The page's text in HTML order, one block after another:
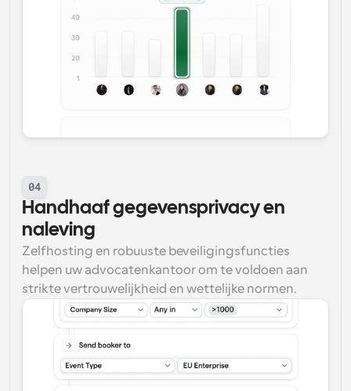
04
Handhaaf gegevensprivacy en
naleving
Zelfhosting en robuuste beveiligingsfuncties
helpen uw advocatenkantoor om te voldoen aan
strikte vertrouwelijkheid en wettelijke normen.